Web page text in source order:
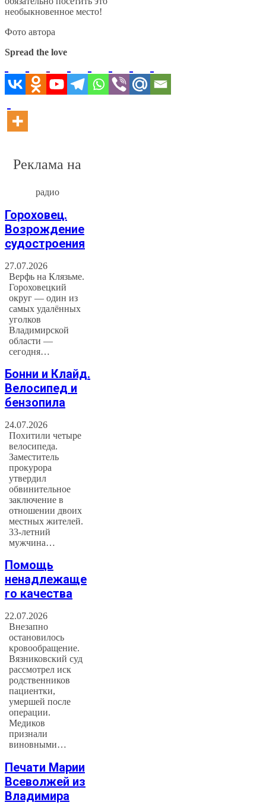
необыкновенное место!
Фото автора
Spread the love
Реклама на
радио
Гороховец.
Возрождение
судостроения
27.07.2026
Верфь на Клязьме.
Гороховецкий
округ — один из
самых удалённых
уголков
Владимирской
области —
сегодня…
Бонни и Клайд.
Велосипед и
бензопила
24.07.2026
Похитили четыре
велосипеда.
Заместитель
прокурора
утвердил
обвинительное
заключение в
отношении двоих
местных жителей.
33-летний
мужчина…
Помощь
ненадлежаще
го качества
22.07.2026
Внезапно
остановилось
кровообращение.
Вязниковский суд
рассмотрел иск
родственников
пациентки,
умершей после
операции.
Медиков
признали
виновными…
Печати Марии
Всеволжей из
Владимира